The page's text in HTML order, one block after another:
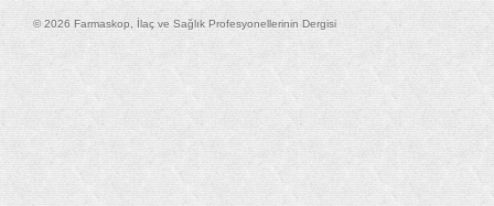
© 2026 Farmaskop, İlaç ve Sağlık Profesyonellerinin Dergisi